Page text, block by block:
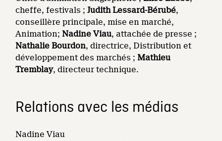
cheffe, festivals ;Judith Lessard-Bérubé,
conseillère principale, mise en marché,
Animation;Nadine Viau, attachée de presse ;
Nathalie Bourdon, directrice, Distribution et
développement des marchés ; Mathieu
Tremblay, directeur technique.
Relations avec les médias
Nadine Viau